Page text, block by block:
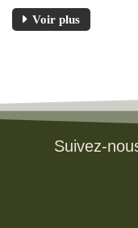
Voir plus
Suivez-